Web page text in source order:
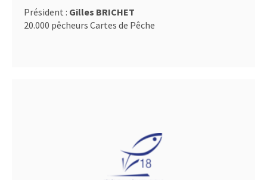
Président : Gilles BRICHET
20.000 pêcheurs Cartes de Pêche